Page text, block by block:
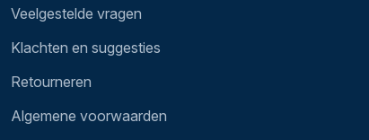
Veelgestelde vragen
Klachten en suggesties
Retourneren
Algemene voorwaarden